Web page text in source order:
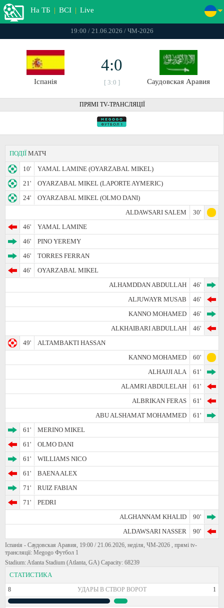
На ТБ | ВСІ | Live
19:00 / 21.06.2026 / ЧМ-2026
Іспанія
4:0
[ 3:0 ] Саудовская Аравия
ПРЯМІ TV-ТРАНСЛЯЦІЇ
ПОДІЇ МАТЧ
10'
YAMAL LAMINE (OYARZABAL MIKEL)
21'
OYARZABAL MIKEL (LAPORTE AYMERIC)
24'
OYARZABAL MIKEL (OLMO DANI)
ALDAWSARI SALEM
30'
46'
YAMAL LAMINE
46'
PINO YEREMY
46'
TORRES FERRAN
46'
OYARZABAL MIKEL
ALHAMDDAN ABDULLAH
46'
ALJUWAYR MUSAB
46'
KANNO MOHAMED
46'
ALKHAIBARI ABDULLAH
46'
49'
ALTAMBAKTI HASSAN
KANNO MOHAMED
60'
ALHAJJI ALA
61'
ALAMRI ABDULELAH
61'
ALBRIKAN FERAS
61'
ABU ALSHAMAT MOHAMMED
61'
61'
MERINO MIKEL
61'
OLMO DANI
61'
WILLIAMS NICO
61'
BAENA ALEX
71'
RUIZ FABIAN
71'
PEDRI
ALGHANNAM KHALID
90'
ALDAWSARI NASSER
90'
Іспанія - Саудовская Аравия, 19:00 / 21.06.2026, неділя, ЧМ-2026 , прямі tv-
трансляції: Megogo Футбол 1
Stadium: Atlanta Stadium (Atlanta, GA) Capacity: 68239
СТАТИСТИКА
8 УДАРЫ В СТВОР ВОРОТ 1